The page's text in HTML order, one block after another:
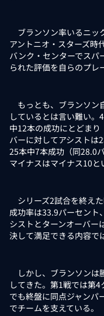
ブランソン率いるニッ
アントニオ・スターズ時
バンク・センターでスパ
られた評価を自らのプレ
もっとも、ブランソン
しているとは言い難い
中12本の成功にとどま
バーに対してアシストは
25本中7本成功（同28.0
マイナスはマイナス10と
シリーズ2試合を終え
成功率は33.9パーセント
シストとターンオーバー
決して満足できる内容で
しかし、ブランソンは
してきた。第1戦では第
でも終盤に同点ジャンパ
でチームを支えている。